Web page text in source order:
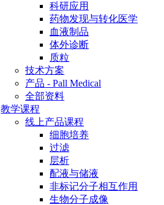
科研应用
药物发现与转化医学
血液制品
体外诊断
质粒
技术方案
产品 - Pall Medical
全部资料
教学课程
线上产品课程
细胞培养
过滤
层析
配液与储液
非标记分子相互作用
生物分子成像